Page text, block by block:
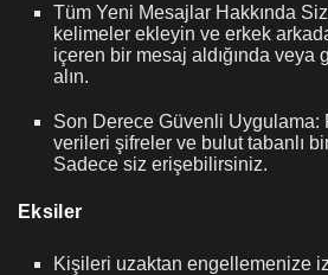
Tüm Yeni Mesajlar Hakkında
kelimeler ekleyin ve erkek
içeren bir mesaj aldığında
alın.
Son Derece Güvenli Uygulama:
verileri şifreler ve bulut tabanlı
Sadece siz erişebilirsiniz.
Eksiler
Kişileri uzaktan engellemenize